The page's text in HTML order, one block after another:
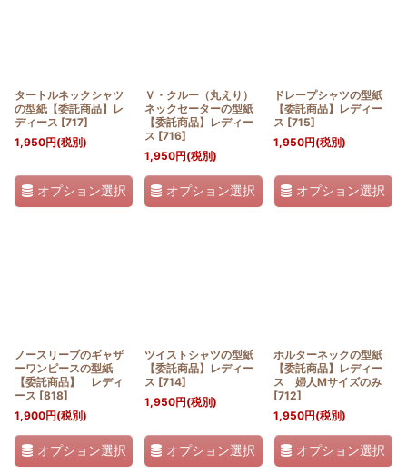
タートルネックシャツ
の型紙【委託商品】レ
ディース [717]
1,950円(税別)
オプション選択
Ｖ・クルー（丸えり）
ネックセーターの型紙
【委託商品】レディー
ス [716]
1,950円(税別)
オプション選択
ドレープシャツの型紙
【委託商品】レディー
ス [715]
1,950円(税別)
オプション選択
ノースリーブのギャザ
ーワンピースの型紙
【委託商品】 レディ
ース [818]
1,900円(税別)
オプション選択
ツイストシャツの型紙
【委託商品】レディー
ス [714]
1,950円(税別)
オプション選択
ホルターネックの型紙
【委託商品】レディー
ス 婦人Mサイズのみ
[712]
1,950円(税別)
オプション選択